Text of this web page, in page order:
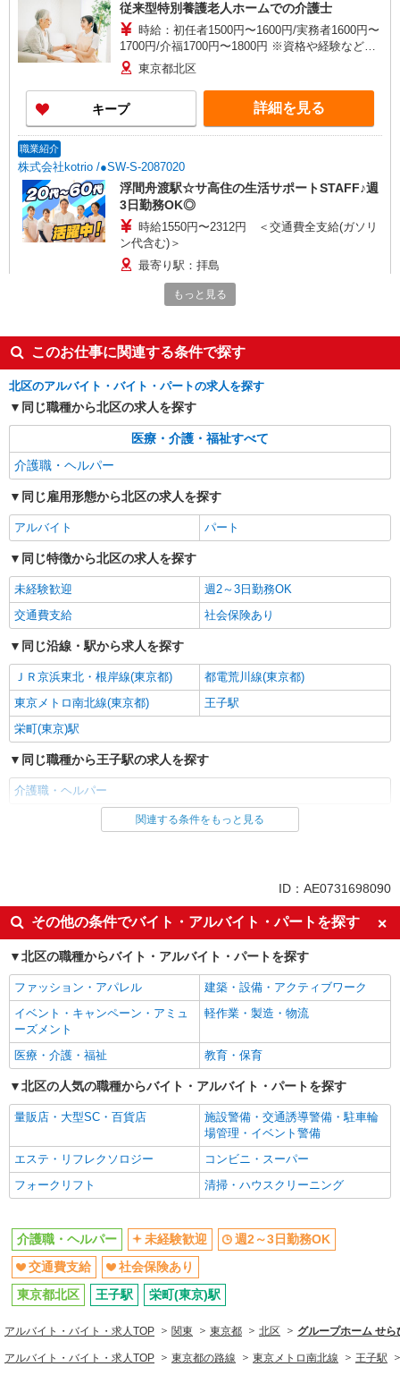
従来型特別養護老人ホームでの介護士
時給：初任者1500円〜1600円/実務者1600円〜
1700円/介福1700円〜1800円 ※資格や経験などに
よる東京都北区
キープ 詳細を見る
職業紹介
株式会社kotrio /●SW-S-2087020
浮間舟渡駅☆サ高住の生活サポートSTAFF♪週
3日勤務OK◎
時給1550円〜2312円 ＜交通費全支給(ガソリ
ン代含む)＞
最寄り駅：拝島
派遣社員
株式会社トラストグロース 新宿本社 第3営業部
福祉施設・病院・在宅等で介護士（時給1500
円以上＋交通費全額支給）
時給：1500円〜1600円 ※経験・資格により異
なる ※夜勤は別途夜勤手当あり
キープ
派遣社員
株式会社トラストグロース 新宿本社 第3営業部
特別養護老人ホームでの介護士
時給：初任者1500円〜1550円 実務者
1550円〜1600円 介福1600円〜1650円 ※
東京都北区
キープ 詳細を見る
派遣社員
株式会社kotrio /●SW-H1-2114824
赤羽駅⇒キレイな病院で介護補助/事務作業な
ど
通費全支給(ガソリン代含む)＞
職業紹介
株式会社kotrio /●SW-S-2021748
≪運転好きの方歓迎≫未経験でも活躍できる！
デイサービスSTAFF
時給1550円〜2312円 ＜交通費全支給(ガソリ
ン代含む)＞
派遣社員
株式会社トラストグロース 新宿本社 第3営業部
有料老人ホームでの夜専介護士
1夜勤：24750円〜28050円 ※資格・経験等に
キープ 詳細を見る
派遣社員
東十条駅▼シニアマンション▼フロアの巡回や
安否確認など
もっと見る
このお仕事に関連する条件で探す
北区のアルバイト・バイト・パートの求人を探す
同じ職種から北区の求人を探す
医療・介護・福祉すべて
介護職・ヘルパー
同じ雇用形態から北区の求人を探す
アルバイト パート
同じ特徴から北区の求人を探す
未経験歓迎
週2～3日勤務OK
交通費支給
社会保険あり
同じ沿線・駅から求人を探す
ＪＲ京浜東北・根岸線(東京都)
都電荒川線(東京都)
東京メトロ南北線(東京都)
王子駅
栄町(東京)駅
同じ職種から王子駅の求人を探す
介護職・ヘルパー
同じ雇用形態から王子駅の求人を探す
未経験歓迎
週2～3日勤務OK
交通費支給
社会保険あり
医療・介護・福祉
介護職・ヘルパー
同じ特徴から求人を探す
未経験歓迎
週2～3日勤務OK
交通費支給
社会保険あり
関連する条件をもっと見る
ID：AE0731698090
その他の条件でバイト・アルバイト・パートを探す
北区の職種からバイト・アルバイト・パートを探す
ファッション・アパレル
建築・設備・アクティブワーク
イベント・キャンペーン・アミュ
ーズメント
軽作業・製造・物流
医療・介護・福祉 教育・保育
北区の人気の職種からバイト・アルバイト・パートを探す
量販店・大型SC・百貨店
施設警備・交通誘導警備・駐車輪
場管理・イベント警備
エステ・リフレクソロジー
コンビニ・スーパー
フォークリフト
清掃・ハウスクリーニング
介護職・ヘルパー 未経験歓迎
週2～3日勤務OK
交通費支給
社会保険あり
東京都北区
王子駅 栄町(東京)駅
アルバイト・バイト・求人TOP 関東 東京都 北区 グループホーム せ
アルバイト・バイト・求人TOP 東京都の路線 東京メトロ南北線 王子駅